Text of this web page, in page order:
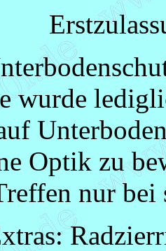
wurde
Optik zu
nur bei